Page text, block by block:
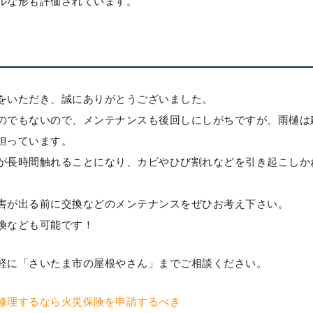
ただき、誠にありがとうございました。
もないので、メンテナンスも後回しにしがちですが、雨樋は
ています。
時間触れることになり、カビやひび割れなどを引き起こしか
出る前に交換などのメンテナンスをぜひお考え下さい。
なども可能です！
「さいたま市の屋根やさん」までご相談ください。
するなら火災保険を申請するべき